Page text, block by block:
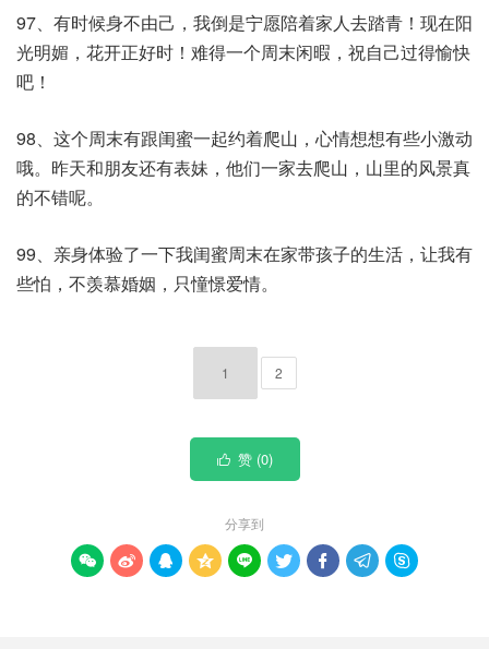
97、有时候身不由己，我倒是宁愿陪着家人去踏青！现在阳
光明媚，花开正好时！难得一个周末闲暇，祝自己过得愉快
吧！
98、这个周末有跟闺蜜一起约着爬山，心情想想有些小激动
哦。昨天和朋友还有表妹，他们一家去爬山，山里的风景真
的不错呢。
99、亲身体验了一下我闺蜜周末在家带孩子的生活，让我有
些怕，不羡慕婚姻，只憧憬爱情。
1 2
 赞 (0)
分享到
        